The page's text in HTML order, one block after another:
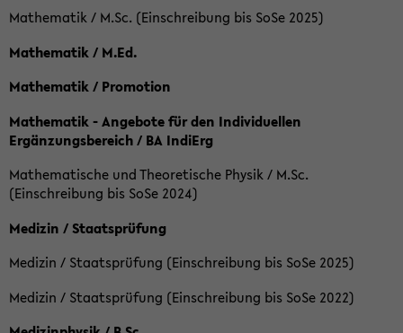
Mathematik / M.Sc. (Einschreibung bis SoSe 2025)
Mathematik / M.Ed.
Mathematik / Promotion
Mathematik - Angebote für den Individuellen
Ergänzungsbereich / BA IndiErg
Mathematische und Theoretische Physik / M.Sc.
(Einschreibung bis SoSe 2024)
Medizin / Staatsprüfung
Medizin / Staatsprüfung (Einschreibung bis SoSe 2025)
Medizin / Staatsprüfung (Einschreibung bis SoSe 2022)